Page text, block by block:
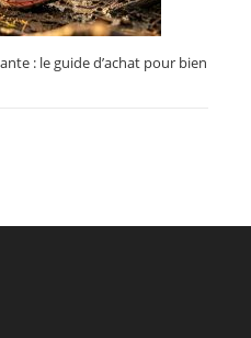
: le guide d’achat pour bien